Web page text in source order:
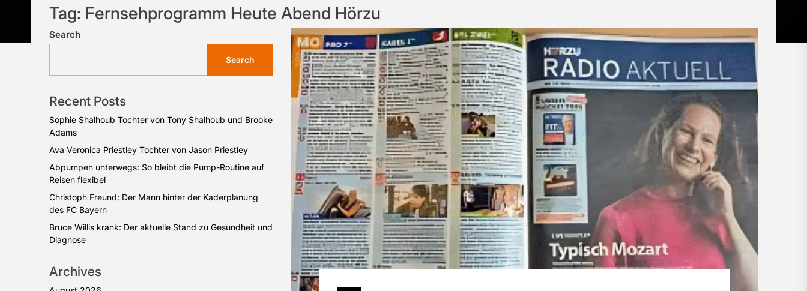
Tag: Fernsehprogramm Heute Abend Hörzu
Search
Search
Recent Posts
Sophie Shalhoub Tochter von Tony Shalhoub und Brooke
Adams
Ava Veronica Priestley Tochter von Jason Priestley
Abpumpen unterwegs: So bleibt die Pump-Routine auf
Reisen flexibel
Christoph Freund: Der Mann hinter der Kaderplanung
des FC Bayern
Bruce Willis krank: Der aktuelle Stand zu Gesundheit und
Diagnose
Archives